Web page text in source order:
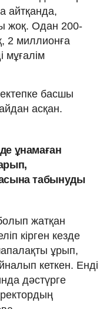
айтқанда,
жоқ. Одан 200-
2 миллионға
мұғалім
басшы
асқан.
ұнамаған
табынуды
жатқан
кірген кезде
ұрып,
кеткен. Енді
дәстүрге